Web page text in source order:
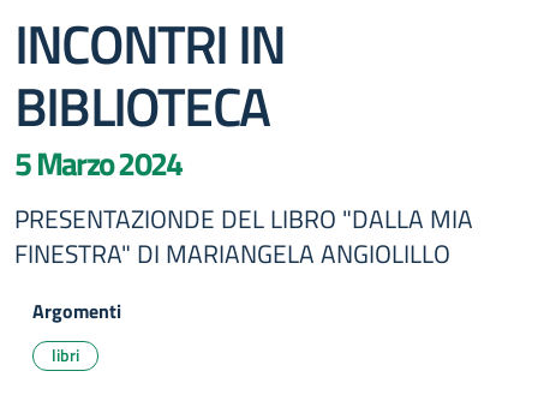
INCONTRI IN
BIBLIOTECA
5 Marzo 2024
PRESENTAZIONDE DEL LIBRO "DALLA MIA
FINESTRA" DI MARIANGELA ANGIOLILLO
Argomenti
libri